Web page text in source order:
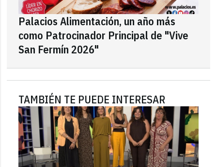
Palacios Alimentación, un año más
como Patrocinador Principal de "Vive
San Fermín 2026"
TAMBIÉN TE PUEDE INTERESAR